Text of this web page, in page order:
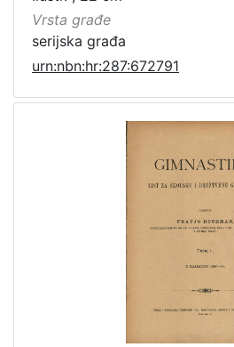
Vrsta građe
serijska građa
urn:nbn:hr:287:672791